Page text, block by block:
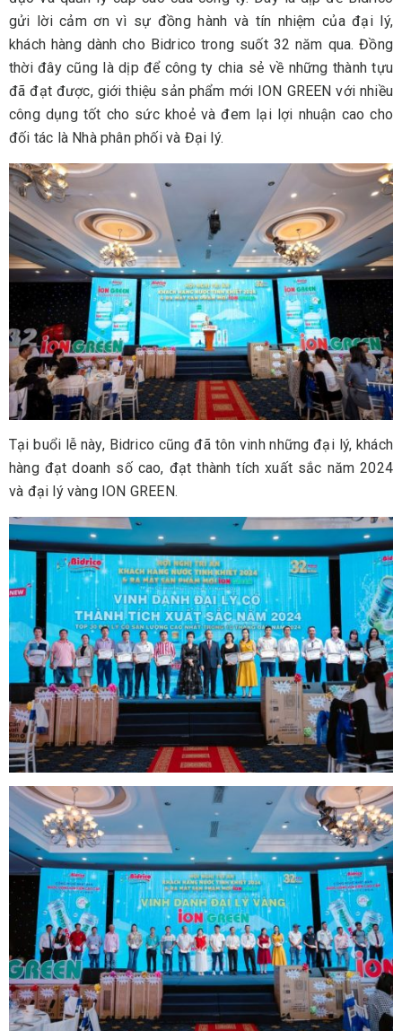
gửi lời cảm ơn vì sự đồng hành và tín nhiệm của đại lý,
khách hàng dành cho Bidrico trong suốt 32 năm qua. Đồng
thời đây cũng là dịp để công ty chia sẻ về những thành tựu
đã đạt được, giới thiệu sản phẩm mới ION GREEN với nhiều
công dụng tốt cho sức khoẻ và đem lại lợi nhuận cao cho
đối tác là Nhà phân phối và Đại lý.
Tại buổi lễ này, Bidrico cũng đã tôn vinh những đại lý, khách
hàng đạt doanh số cao, đạt thành tích xuất sắc năm 2024
và đại lý vàng ION GREEN.